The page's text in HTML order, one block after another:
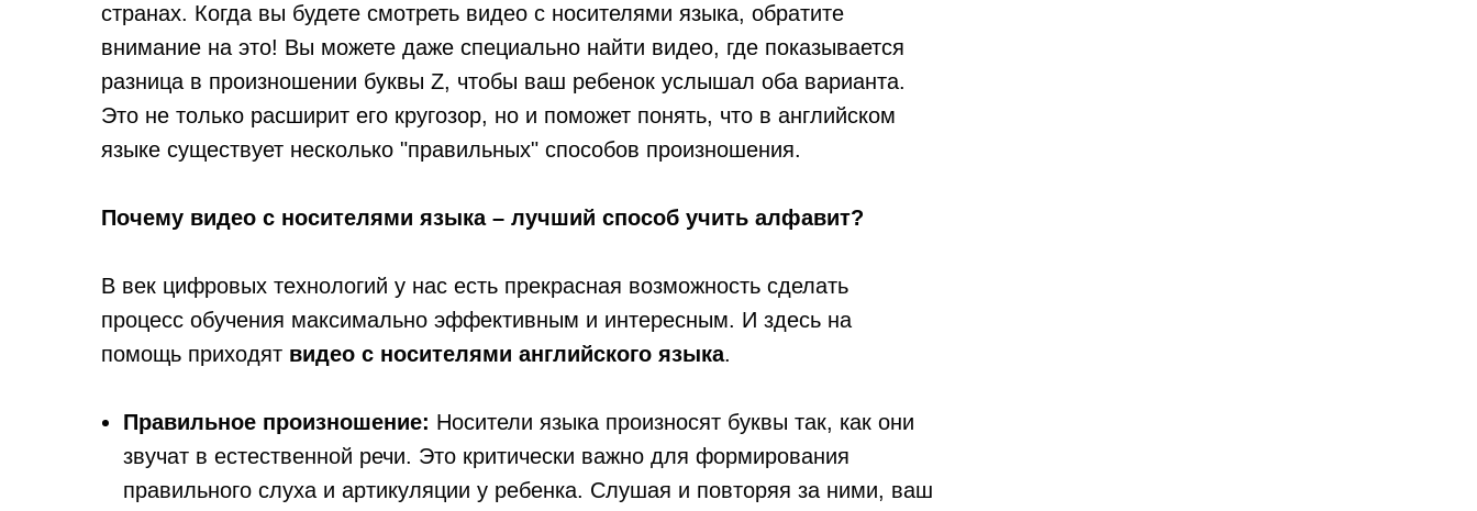
странах. Когда вы будете смотреть видео с носителями языка, обратите
внимание на это! Вы можете даже специально найти видео, где показывается
разница в произношении буквы Z, чтобы ваш ребенок услышал оба варианта.
Это не только расширит его кругозор, но и поможет понять, что в английском
языке существует несколько "правильных" способов произношения.
Почему видео с носителями языка – лучший способ учить алфавит?
В век цифровых технологий у нас есть прекрасная возможность сделать
процесс обучения максимально эффективным и интересным. И здесь на
помощь приходят видео с носителями английского языка.
Правильное произношение: Носители языка произносят буквы так, как они
звучат в естественной речи. Это критически важно для формирования
правильного слуха и артикуляции у ребенка. Слушая и повторяя за ними, ваш